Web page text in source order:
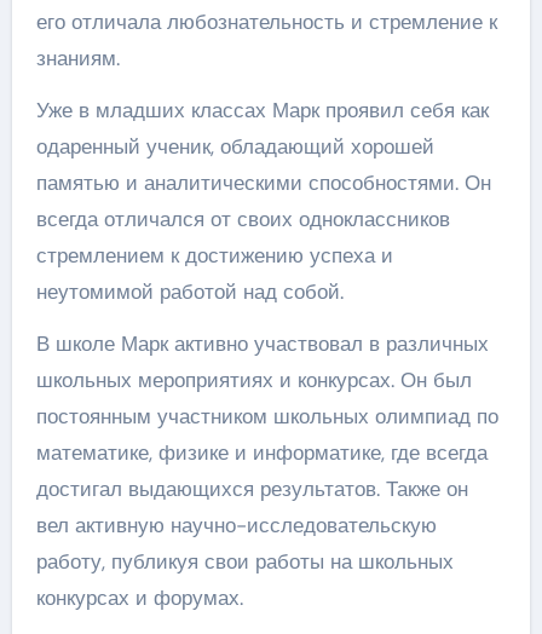
его отличала любознательность и стремление к
знаниям.
Уже в младших классах Марк проявил себя как
одаренный ученик, обладающий хорошей
памятью и аналитическими способностями. Он
всегда отличался от своих одноклассников
стремлением к достижению успеха и
неутомимой работой над собой.
В школе Марк активно участвовал в различных
школьных мероприятиях и конкурсах. Он был
постоянным участником школьных олимпиад по
математике, физике и информатике, где всегда
достигал выдающихся результатов. Также он
вел активную научно-исследовательскую
работу, публикуя свои работы на школьных
конкурсах и форумах.